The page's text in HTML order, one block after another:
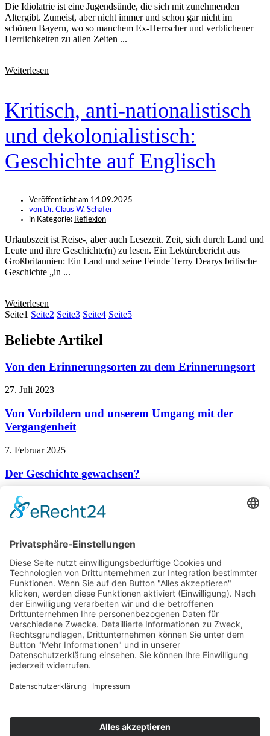
Die Idiolatrie ist eine Jugendsünde, die sich mit zunehmenden
Altergibt. Zumeist, aber nicht immer und schon gar nicht im
schönen Bayern, wo so manchem Ex-Herrscher und verblichener
Herrlichkeiten zu allen Zeiten ...
Weiterlesen
Kritisch, anti-nationalistisch
und dekolonialistisch:
Geschichte auf Englisch
Veröffentlicht am 14.09.2025
von Dr. Claus W. Schäfer
in Kategorie: Reflexion
Urlaubszeit ist Reise-, aber auch Lesezeit. Zeit, sich durch Land und
Leute und ihre Geschichte(n) zu lesen. Ein Lektürebericht aus
Großbritannien: Ein Land und seine Feinde Terry Dearys britische
Geschichte „in ...
Weiterlesen
Seite1 Seite2 Seite3 Seite4 Seite5
Beliebte Artikel
Von den Erinnerungsorten zu dem Erinnerungsort
27. Juli 2023
Von Vorbildern und unserem Umgang mit der
Vergangenheit
7. Februar 2025
Der Geschichte gewachsen?
27. Juli 2023
Von Quellen, ihrem Wert und Folgen
7. Juli 2025
Past forward III: Täter, Ort und Taten
27. Juli 2023
Übersicht Artikel
Nach Kategorien
Communication Reflexion
Über uns